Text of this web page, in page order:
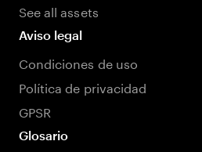
See all assets
Aviso legal
Condiciones de uso
Política de privacidad
GPSR
Glosario